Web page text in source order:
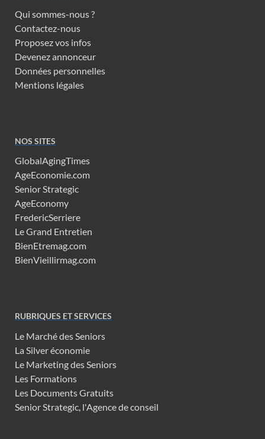
Qui sommes-nous ?
Contactez-nous
Proposez vos infos
Devenez annonceur
Données personnelles
Mentions légales
NOS SITES
GlobalAgingTimes
AgeEconomie.com
Senior Strategic
AgeEconomy
FredericSerriere
Le Grand Entretien
BienEtremag.com
BienVieillirmag.com
RUBRIQUES ET SERVICES
Le Marché des Seniors
La Silver économie
Le Marketing des Seniors
Les Formations
Les Documents Gratuits
Senior Strategic, l'Agence de conseil